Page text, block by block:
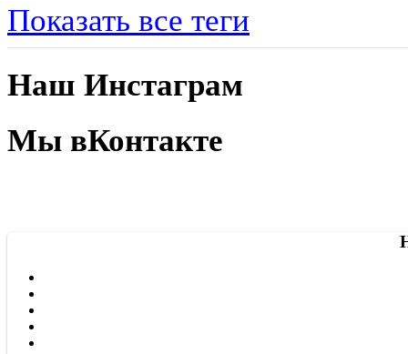
Показать все теги
Наш Инстаграм
Мы вКонтакте